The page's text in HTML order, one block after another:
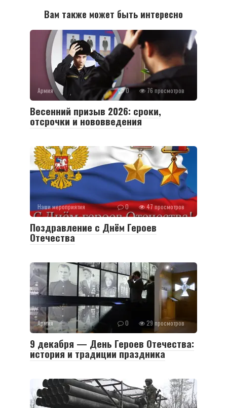
Вам также может быть интересно
Армия 0 76 просмотров
Весенний призыв 2026: сроки,
отсрочки и нововведения
Наши мероприятия 0 47 просмотров
Поздравление с Днём Героев
Отечества
Армия 0 29 просмотров
9 декабря — День Героев Отечества:
история и традиции праздника